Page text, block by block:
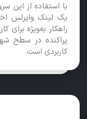
با استفاده از این
یک لینک وایرلس
راهکار به‌ویژه برای
پراکنده در سطح
کاربردی است.